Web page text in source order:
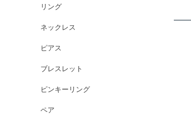
リング
ネックレス
ピアス
ブレスレット
ピンキーリング
ペア